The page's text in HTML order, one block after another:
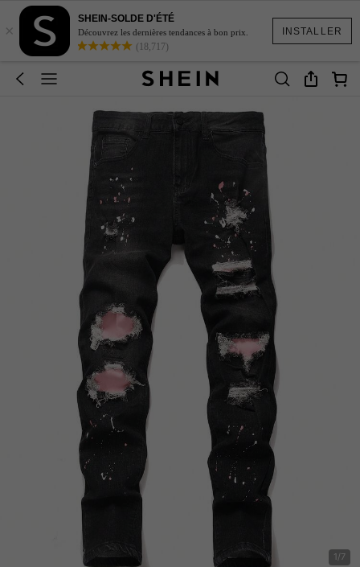
INSTALLER
×
SHEIN-SOLDE D'ÉTÉ
Découvrez les dernières tendances à bon prix.
(18,717)
1/7